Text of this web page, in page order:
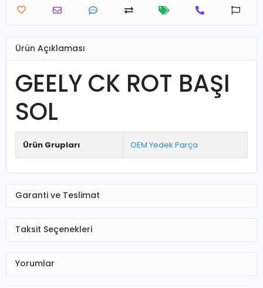
Ürün Açıklaması
GEELY CK ROT BAŞI
SOL
Ürün Grupları OEM Yedek Parça
Garanti ve Teslimat
Taksit Seçenekleri
Yorumlar